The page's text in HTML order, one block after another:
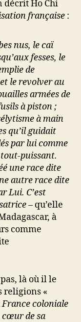
décrit Ho Chi
française :
nus, le caï
fesses, le
de
le revolver au
armées de
à piston ;
à main
qu’il guidait
par lui comme
puissant.
une race dite
autre race dite
Lui. C’est
– qu’elle
à
comme
là où il le
religions «
France coloniale
cœur de sa